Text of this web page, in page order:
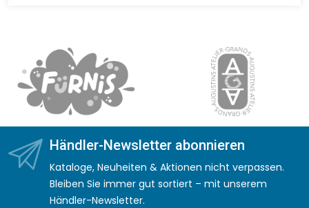
Händler-Newsletter abonnieren
Kataloge, Neuheiten & Aktionen nicht verpassen.
Bleiben Sie immer gut sortiert – mit unserem
Händler-Newsletter.